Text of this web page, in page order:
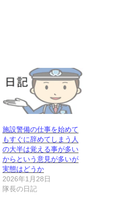
施設警備の仕事を始めて
もすぐに辞めてしまう人
の大半は覚える事が多い
からという意見が多いが
実態はどうか
2026年1月28日
隊長の日記